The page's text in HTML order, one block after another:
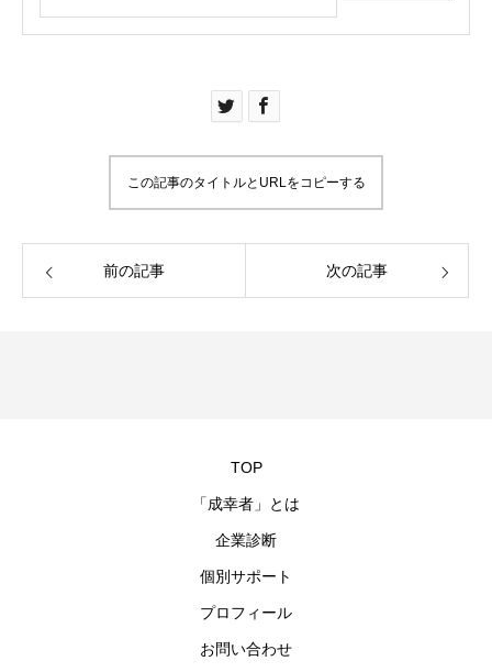
この記事のタイトルとURLをコピーする
前の記事 次の記事
TOP
「成幸者」とは
企業診断
個別サポート
プロフィール
お問い合わせ